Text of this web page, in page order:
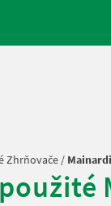
Zhrňovače / Mainardi